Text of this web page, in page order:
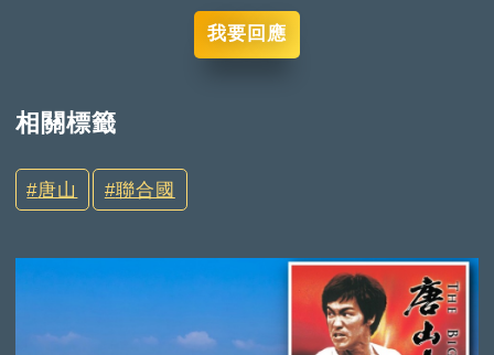
我要回應
相關標籤
唐山 聯合國